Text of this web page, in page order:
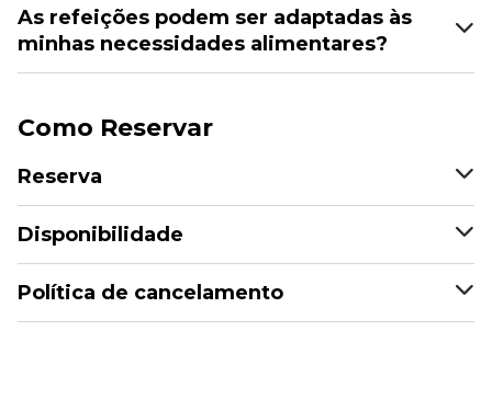
As refeições podem ser adaptadas às
minhas necessidades alimentares?
Como Reservar
Reserva
Disponibilidade
Política de cancelamento